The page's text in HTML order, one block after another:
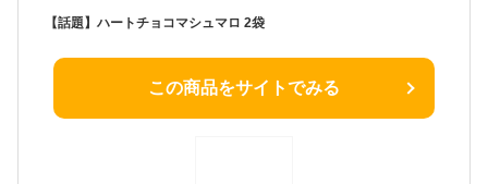
【話題】ハートチョコマシュマロ 2袋
この商品をサイトでみる